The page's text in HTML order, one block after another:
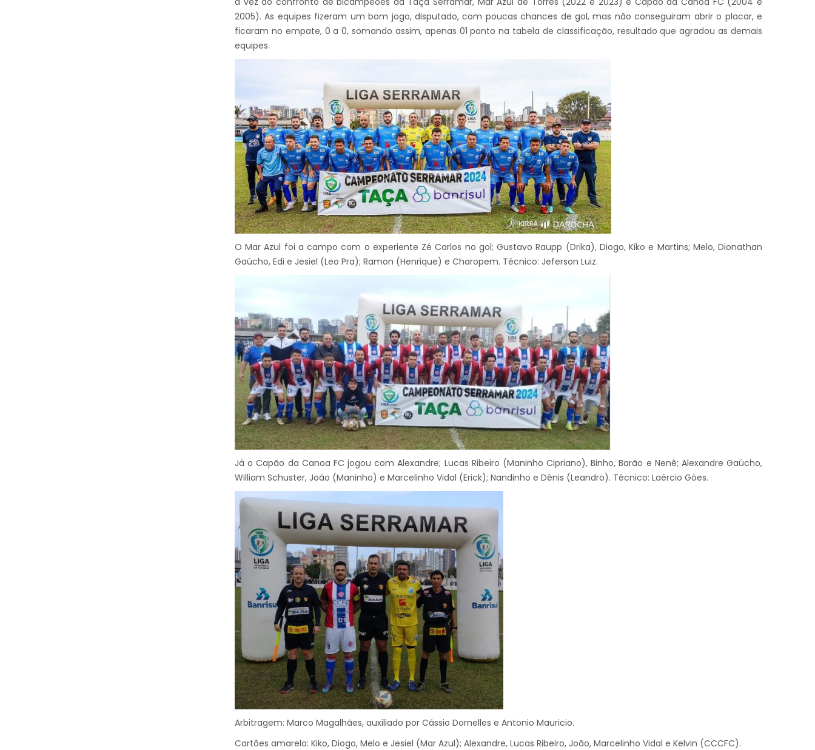
2005). As equipes fizeram um bom jogo, disputado, com poucas chances de gol, mas não conseguiram abrir o placar, e
ficaram no empate, 0 a 0, somando assim, apenas 01 ponto na tabela de classificação, resultado que agradou as demais
equipes.
O Mar Azul foi a campo com o experiente Zé Carlos no gol; Gustavo Raupp (Drika), Diogo, Kiko e Martins; Melo, Dionathan
Gaúcho, Edi e Jesiel (Leo Pra); Ramon (Henrique) e Charopem. Técnico: Jeferson Luiz.
Já o Capão da Canoa FC jogou com Alexandre; Lucas Ribeiro (Maninho Cipriano), Binho, Barão e Nenê; Alexandre Gaúcho,
William Schuster, João (Maninho) e Marcelinho Vidal (Erick); Nandinho e Dênis (Leandro). Técnico: Laércio Góes.
Arbitragem: Marco Magalhães, auxiliado por Cássio Dornelles e Antonio Mauricio.
Cartões amarelo: Kiko, Diogo, Melo e Jesiel (Mar Azul); Alexandre, Lucas Ribeiro, João, Marcelinho Vidal e Kelvin (CCCFC).